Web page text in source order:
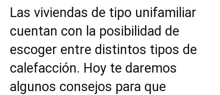
Las viviendas de tipo unifamiliar
cuentan con la posibilidad de
escoger entre distintos tipos de
calefacción. Hoy te daremos
algunos consejos para que